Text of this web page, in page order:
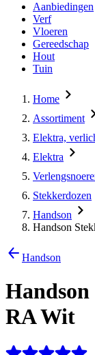
Aanbiedingen
Verf
Vloeren
Gereedschap
Hout
Tuin
Home
Assortiment
Elektra,
Elektra
Stekkerdozen
Handson
Handson
Handson
RA Wit